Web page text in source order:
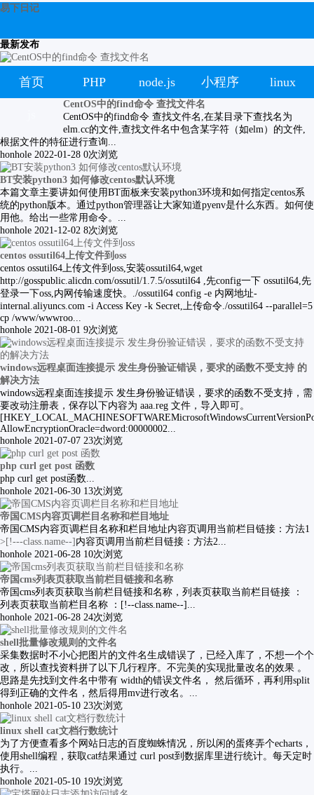
易下日记
首页 PHP node.js 小程序 linux
最新发布
CentOS中的find命令 查找文件名
CentOS中的find命令 查找文件名,在某目录下查找名为
elm.cc的文件,查找文件名中包含某字符（如elm）的文件,
根据文件的特征进行查询...
honhole 2022-01-28 0次浏览
BT安装python3 如何修改centos默认环境
本篇文章主要讲如何使用BT面板来安装python3环境和如何指定centos系
统的python版本。通过python管理器让大家知道pyenv是什么东西。如何使
用他。给出一些常用命令。...
honhole 2021-12-02 8次浏览
centos ossutil64上传文件到oss
​centos ossutil64上传文件到oss,安装ossutil64,wget
http://gosspublic.alicdn.com/ossutil/1.7.5/ossutil64 ,先config一下 ossutil64,先
登录一下oss,内网传输速度快。./ossutil64 config -e 内网地址-
internal.aliyuncs.com -i Access Key -k Secret,上传命令./ossutil64 --parallel=5
cp /www/wwwroo...
honhole 2021-08-01 9次浏览
windows远程桌面连接提示 发生身份验证错误，要求的函数不受支持 的
解决方法
windows远程桌面连接提示 发生身份验证错误，要求的函数不受支持，需
要改动注册表，保存以下内容为 aaa.reg 文件，导入即可。
AllowEncryptionOracle=dword:00000002...
honhole 2021-07-07 23次浏览
php curl get post 函数
php curl get post函数...
honhole 2021-06-30 13次浏览
帝国CMS内容页调栏目名称和栏目地址
帝国CMS内容页调栏目名称和栏目地址内容页调用当前栏目链接：方法1
>[!---class.name--] 内容页调用当前栏目链接：方法2...
honhole 2021-06-28 10次浏览
帝国cms列表页获取当前栏目链接和名称
帝国cms列表页获取当前栏目链接和名称，列表页获取当前栏目链接 ：
列表页获取当前栏目名称 ：[!--class.name--]...
honhole 2021-06-28 24次浏览
shell批量修改规则的文件名
采集数据时不小心把图片的文件名生成错误了，已经入库了，不想一个个
改，所以查找资料拼了以下几行程序。不完美的实现批量改名的效果 。
思路是先找到文件名中带有 width的错误文件名， 然后循环，再利用split
得到正确的文件名，然后得用mv进行改名。...
honhole 2021-05-10 23次浏览
linux shell cat文档行数统计
为了方便查看多个网站日志的百度蜘蛛情况，所以闲的蛋疼弄个echarts，
使用shell编程，获取cat结果通过 curl post到数据库里进行统计。每天定时
执行。...
honhole 2021-05-10 19次浏览